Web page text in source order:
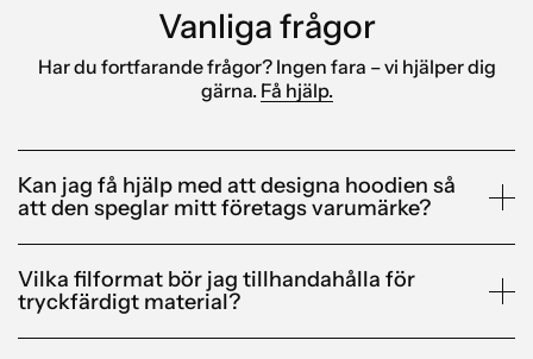
Vanliga frågor
Har du fortfarande frågor? Ingen fara – vi hjälper dig
gärna. Få hjälp.
Kan jag få hjälp med att designa hoodien så
att den speglar mitt företags varumärke?
Vilka filformat bör jag tillhandahålla för
tryckfärdigt material?